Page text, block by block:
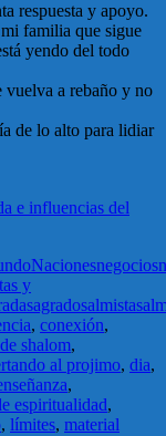
respuesta y apoyo.
familia que sigue
yendo del todo
vuelva a rebaño y no
de lo alto para lidiar
e influencias del
Nacionesnegocios
y
sagradosalmista
, conexión,
shalom,
al projimo, dia,
,
espiritualidad,
, límites, material